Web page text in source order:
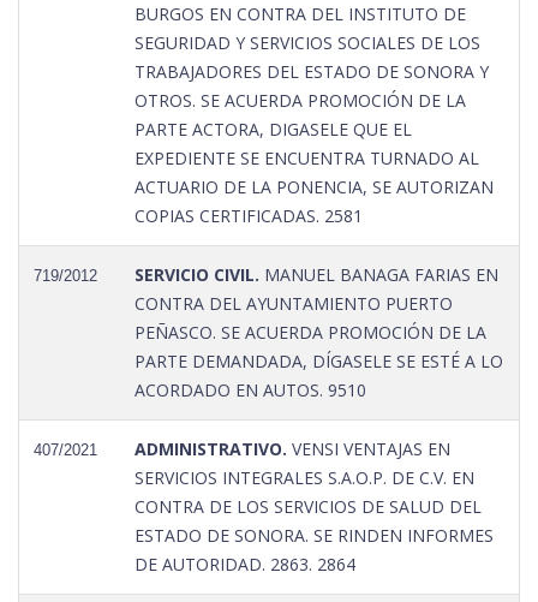
BURGOS EN CONTRA DEL INSTITUTO DE
SEGURIDAD Y SERVICIOS SOCIALES DE LOS
TRABAJADORES DEL ESTADO DE SONORA Y
OTROS. SE ACUERDA PROMOCIÓN DE LA
PARTE ACTORA, DIGASELE QUE EL
EXPEDIENTE SE ENCUENTRA TURNADO AL
ACTUARIO DE LA PONENCIA, SE AUTORIZAN
COPIAS CERTIFICADAS. 2581
719/2012 SERVICIO CIVIL. MANUEL BANAGA FARIAS EN
CONTRA DEL AYUNTAMIENTO PUERTO
PEÑASCO. SE ACUERDA PROMOCIÓN DE LA
PARTE DEMANDADA, DÍGASELE SE ESTÉ A LO
ACORDADO EN AUTOS. 9510
407/2021 ADMINISTRATIVO. VENSI VENTAJAS EN
SERVICIOS INTEGRALES S.A.O.P. DE C.V. EN
CONTRA DE LOS SERVICIOS DE SALUD DEL
ESTADO DE SONORA. SE RINDEN INFORMES
DE AUTORIDAD. 2863. 2864